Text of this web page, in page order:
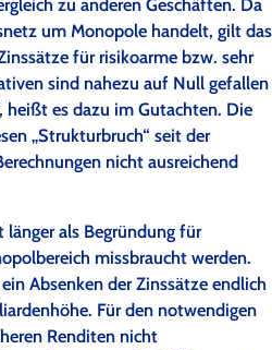
um Monopole handelt, gilt das
für risikoarme bzw. sehr
sind nahezu auf Null gefallen
heißt es dazu im Gutachten. Die
„Strukturbruch“ seit der
nicht ausreichend
länger als Begründung für
missbraucht werden.
Absenken der Zinssätze endlich
Für den notwendigen
Renditen nicht